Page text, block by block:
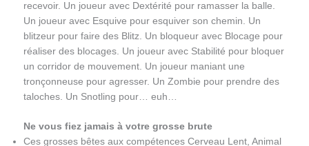
recevoir. Un joueur avec Dextérité pour ramasser la balle.
Un joueur avec Esquive pour esquiver son chemin. Un
blitzeur pour faire des Blitz. Un bloqueur avec Blocage pour
réaliser des blocages. Un joueur avec Stabilité pour bloquer
un corridor de mouvement. Un joueur maniant une
tronçonneuse pour agresser. Un Zombie pour prendre des
taloches. Un Snotling pour… euh…
Ne vous fiez jamais à votre grosse brute
Ces grosses bêtes aux compétences Cerveau Lent, Animal